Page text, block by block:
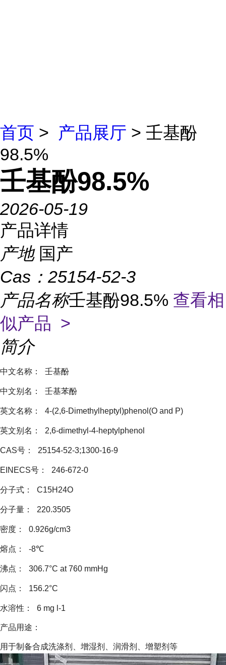
首页 > 产品展厅 > 壬基酚
98.5%
壬基酚98.5%
2026-05-19
产品详情
产地 国产
Cas： 25154-52-3
产品名称壬基酚98.5% 查看相
似产品 >
简介
中文名称： 壬基酚
中文别名： 壬基苯酚
英文名称： 4-(2,6-Dimethylheptyl)phenol(O and P)
英文别名： 2,6-dimethyl-4-heptylphenol
CAS号： 25154-52-3;1300-16-9
EINECS号： 246-672-0
分子式： C15H24O
分子量： 220.3505
密度： 0.926g/cm3
熔点： -8℃
沸点： 306.7°C at 760 mmHg
闪点： 156.2°C
水溶性： 6 mg l-1
产品用途：
用于制备合成洗涤剂、增湿剂、润滑剂、增塑剂等